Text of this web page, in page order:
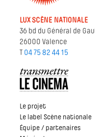
LUX SCÈNE NATIONALE
36 bd du Général de
26000 Valence
T 04 75 82 44 15
Le projet
Le label Scène nationale
Équipe / partenaires